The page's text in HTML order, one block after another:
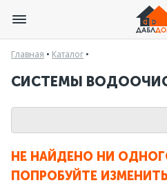
Главная • Каталог •
СИСТЕМЫ
НЕ НАЙДЕНО НИ
ПОПРОБУЙТЕ